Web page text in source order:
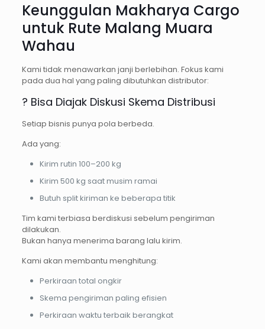
Keunggulan Makharya Cargo
untuk Rute Malang Muara
Wahau
Kami tidak menawarkan janji berlebihan. Fokus kami
pada dua hal yang paling dibutuhkan distributor:
? Bisa Diajak Diskusi Skema Distribusi
Setiap bisnis punya pola berbeda.
Ada yang:
Kirim rutin 100–200 kg
Kirim 500 kg saat musim ramai
Butuh split kiriman ke beberapa titik
Tim kami terbiasa berdiskusi sebelum pengiriman
dilakukan.
Bukan hanya menerima barang lalu kirim.
Kami akan membantu menghitung:
Perkiraan total ongkir
Skema pengiriman paling efisien
Perkiraan waktu terbaik berangkat